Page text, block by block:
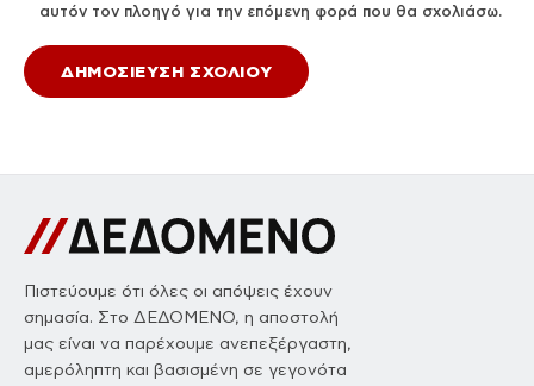
αυτόν τον πλοηγό για την επόμενη φορά που θα σχολιάσω.
Πιστεύουμε ότι όλες οι απόψεις έχουν
σημασία. Στο ΔΕΔΟΜΕΝΟ, η αποστολή
μας είναι να παρέχουμε ανεπεξέργαστη,
αμερόληπτη και βασισμένη σε γεγονότα